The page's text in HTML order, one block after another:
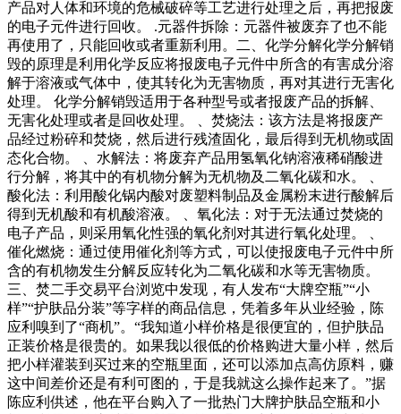
产品对人体和环境的危械破碎等工艺进行处理之后，再把报废
的电子元件进行回收。 .元器件拆除：元器件被废弃了也不能
再使用了，只能回收或者重新利用。二、化学分解化学分解销
毁的原理是利用化学反应将报废电子元件中所含的有害成分溶
解于溶液或气体中，使其转化为无害物质，再对其进行无害化
处理。 化学分解销毁适用于各种型号或者报废产品的拆解、
无害化处理或者是回收处理。 、焚烧法：该方法是将报废产
品经过粉碎和焚烧，然后进行残渣固化，最后得到无机物或固
态化合物。 、水解法：将废弃产品用氢氧化钠溶液稀硝酸进
行分解，将其中的有机物分解为无机物及二氧化碳和水。 、
酸化法：利用酸化锅内酸对废塑料制品及金属粉末进行酸解后
得到无机酸和有机酸溶液。 、氧化法：对于无法通过焚烧的
电子产品，则采用氧化性强的氧化剂对其进行氧化处理。 、
催化燃烧：通过使用催化剂等方式，可以使报废电子元件中所
含的有机物发生分解反应转化为二氧化碳和水等无害物质。
三、焚二手交易平台浏览中发现，有人发布“大牌空瓶”“小
样”“护肤品分装”等字样的商品信息，凭着多年从业经验，陈
应利嗅到了“商机”。“我知道小样价格是很便宜的，但护肤品
正装价格是很贵的。如果我以很低的价格购进大量小样，然后
把小样灌装到买过来的空瓶里面，还可以添加点高仿原料，赚
这中间差价还是有利可图的，于是我就这么操作起来了。”据
陈应利供述，他在平台购入了一批热门大牌护肤品空瓶和小